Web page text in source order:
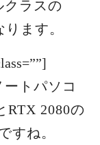
クラスの
ます。
トパソコ
RTX 2080の
すね。